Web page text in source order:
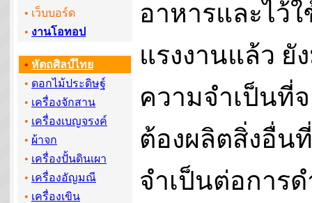
• เว็บบอร์ด
• งานโอทอป
• หัตถศิลป์ไทย
• ดอกไม้ประดิษฐ์
• เครื่องจักสาน
• เครื่องเบญจรงค์
• ผ้าจก
• เครื่องปั้นดินเผา
• เครื่องอัญมณี
• เครื่องเขิน
อาหารและไว้ใ
แรงงานแล้ว ยั
ความจำเป็นที่
ต้องผลิตสิ่งอื่นที่
จำเป็นต่อการด